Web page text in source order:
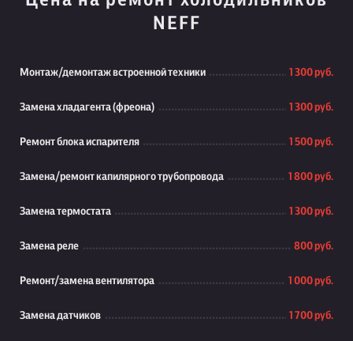
NEFF
Монтаж/демонтаж встроенной техники 1 300 руб.
Замена хладагента (фреона) 1 300 руб.
Ремонт блока испарителя 1 500 руб.
Замена/ремонт капилярного трубопровода 1 800 руб.
Замена термостата 1 300 руб.
Замена реле 800 руб.
Ремонт/замена вентилятора 1 000 руб.
Замена датчиков 1 700 руб.